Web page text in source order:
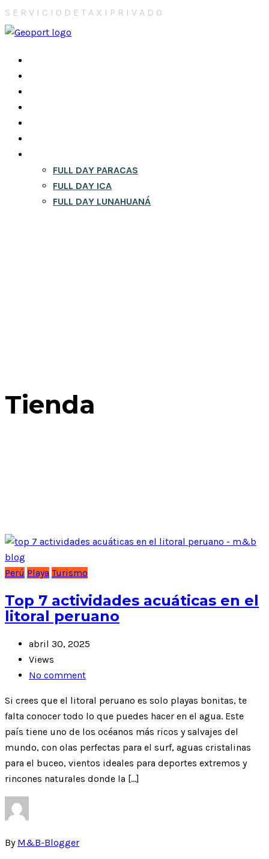
S E R V I C I O D E T A X I P R I V A D O
FULL DAY PARACAS
FULL DAY ICA
FULL DAY LUNAHUANÁ
Tienda
Perú Playa Turismo
Top 7 actividades acuáticas en el
litoral peruano
abril 30, 2025
Views
No comment
Si crees que el litoral peruano es solo playas bonitas, te
falta conocer todo lo que puedes hacer en el agua. Este
país tiene uno de los océanos más ricos y salvajes del
mundo, con olas perfectas para el surf, aguas cristalinas
para el buceo, vientos ideales para deportes extremos y
rincones naturales donde la […]
By M&B-Blogger